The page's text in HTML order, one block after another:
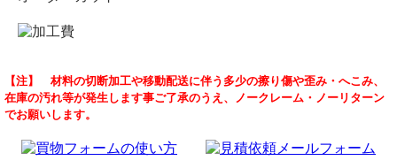
アルミ製丸パイプ(材質6063)のアルマイト処理品、各品サイ
ズの希望寸法での切り売り販売です。
最も一般的なアルミパイプであるA6063押出管にマットな艶
のあるB2シルバーアルマイト処理を施しました。高い耐食性
と加工性に優れており、軽くて（重量は鉄製の1/3）お年寄
アルミ 丸パイプ A6063押出材 シルバーアルマイト処理品
定尺・材質・表面仕上
定尺：6,000mm
材質：A6063押出材
表面仕上：シルバーアルマイト（B2）
（ 2026/07/20 ）
早速ですが、自宅のクローゼットのパイプを探しています。
貴社の扱われているお品物が最適かと考えております。
長さ5750mm 直径（外径）が150mm
【注】 材料の切断加工や移動配送に伴う多少の擦り傷や歪み・へこみ、
在庫の汚れ等が発生します事ご了承のうえ、ノークレーム・ノーリターン
でお願いします。